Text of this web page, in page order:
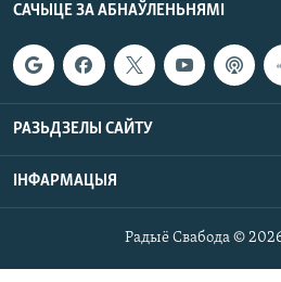
САЧЫЦЕ ЗА АБНАЎЛЕНЬНЯМІ
РАЗЬДЗЕЛЫ САЙТУ
ІНФАРМАЦЫЯ
Радыё Свабода ©